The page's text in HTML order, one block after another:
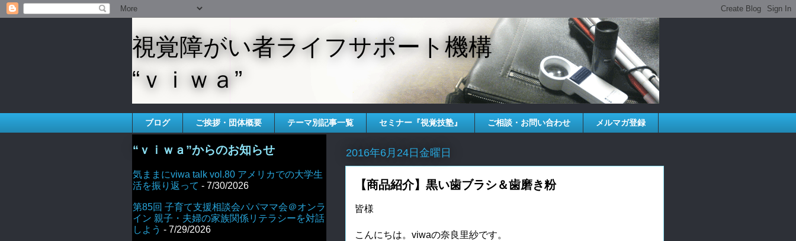
視覚障がい者ライフサポート機構
“ｖｉｗａ”
ブログ ご挨拶・団体概要 テーマ別記事一覧 セミナー『視覚技塾』 ご相談・お問い合わせ メルマガ登録
2016年6月24日金曜日
【商品紹介】黒い歯ブラシ＆歯磨き粉
皆様
こんにちは。viwaの奈良里紗です。
“ｖｉｗａ”からのお知らせ
気ままにviwa talk vol.80 アメリカでの大学生
活を振り返って - 7/30/2026
第85回 子育て支援相談会パパママ会＠オンラ
イン 親子・夫婦の家族関係リテラシーを対話
しよう - 7/29/2026